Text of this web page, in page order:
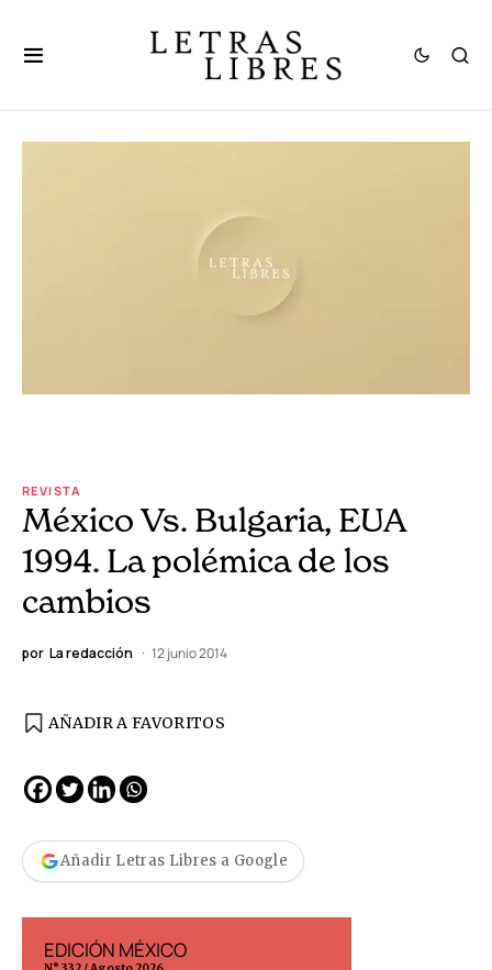
REVISTA
México Vs. Bulgaria, EUA
1994. La polémica de los
cambios
por La redacción 12 junio 2014
AÑADIR A FAVORITOS
Añadir Letras Libres a Google
EDICIÓN MÉXICO